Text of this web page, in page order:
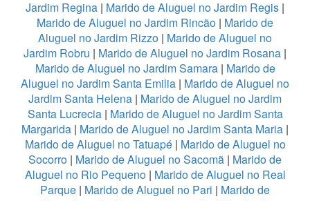
Jardim Regina | Marido de Aluguel no Jardim Regis |
Marido de Aluguel no Jardim Rincão | Marido de
Aluguel no Jardim Rizzo | Marido de Aluguel no
Jardim Robru | Marido de Aluguel no Jardim Rosana |
Marido de Aluguel no Jardim Samara| Marido de
Aluguel no Jardim Santa Emilia | Marido de Aluguel no
Jardim Santa Helena | Marido de Aluguel no Jardim
Santa Lucrecia| Marido de Aluguel no Jardim Santa
Margarida | Marido de Aluguel no Jardim Santa Maria |
Marido de Aluguel no Tatuapé| Marido de Aluguel no
Socorro | Marido de Aluguel no Sacomã | Marido de
Aluguel no Rio Pequeno| Marido de Aluguel no Real
Parque | Marido de Aluguel no Pari | Marido de